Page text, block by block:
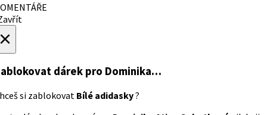
dárek pro Dominika…
si zablokovat Bílé adidasky?